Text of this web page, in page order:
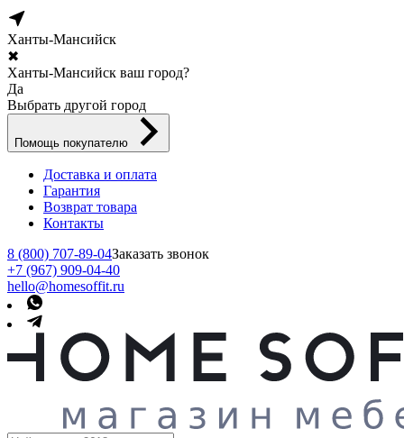
Ханты-Мансийск
✖
Ханты-Мансийск ваш город?
Да
Выбрать другой город
Помощь покупателю
Доставка и оплата
Гарантия
Возврат товара
Контакты
8 (800) 707-89-04Заказать звонок
+7 (967) 909-04-40
hello@homesoffit.ru